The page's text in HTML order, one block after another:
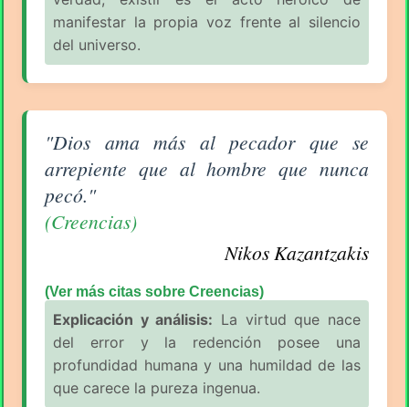
manifestar la propia voz frente al silencio
del universo.
Aforismo sobre Creencias de Nikos Kazantzakis
"Dios ama más al pecador que se
arrepiente que al hombre que nunca
pecó."
(Creencias)
Nikos Kazantzakis
(Ver más citas sobre Creencias)
Explicación y análisis: La virtud que nace
del error y la redención posee una
profundidad humana y una humildad de las
que carece la pureza ingenua.